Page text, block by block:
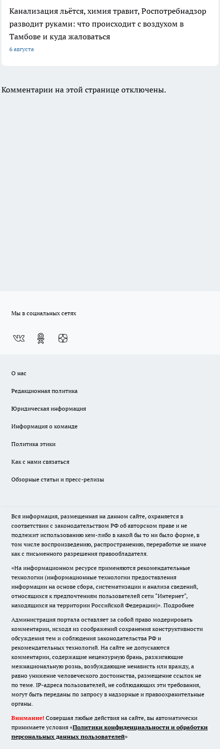
Канализация льётся, химия травит, Роспотребнадзор
разводит руками: что происходит с воздухом в
Тамбове и куда жаловаться
6 августа
Комментарии на этой странице отключены.
Мы в социальных сетях
О нас
Редакционная политика
Юридическая информация
Информация о команде
Политика этики
Как с нами связаться
Обзорные статьи и пресс-релизы
Вся информация, размещенная на данном сайте, охраняется в
соответствии с законодательством РФ об авторском праве и не
подлежит использованию кем-либо в какой бы то ни было форме, в
том числе воспроизведению, распространению, переработке не иначе
как с письменного разрешения правообладателя.
«На информационном ресурсе применяются рекомендательные
технологии (информационные технологии предоставления
информации на основе сбора, систематизации и анализа сведений,
относящихся к предпочтениям пользователей сети "Интернет",
находящихся на территории Российской Федерации)». Подробнее
Администрация портала оставляет за собой право модерировать
комментарии, исходя из соображений сохранения конструктивности
обсуждения тем и соблюдения законодательства РФ и
рекомендательных технологий. На сайте не допускаются
комментарии, содержащие нецензурную брань, разжигающие
межнациональную рознь, возбуждающие ненависть или вражду, а
равно унижение человеческого достоинства, размещение ссылок не
по теме. IP-адреса пользователей, не соблюдающих эти требования,
могут быть переданы по запросу в надзорные и правоохранительные
органы.
Внимание! Совершая любые действия на сайте, вы автоматически
принимаете условия «Политики конфиденциальности и обработки
персональных данных пользователей»